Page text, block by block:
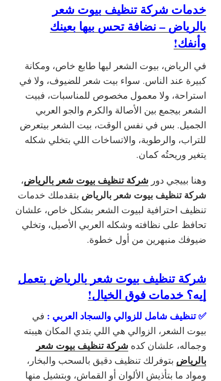
خدمات شركة تنظيف بيوت شعر
بالرياض – نضافة تحس بيها بعينك
وأنفك!
في الرياض، بيوت الشعر ليها طابع خاص، ومكانة
كبيرة عند الناس. سواء بيت شعر للضيوف، ولا في
استراحة، ولا معمول مخصوص للمناسبات، فبيت
الشعر بيجمع بين الأصالة والكرم والجو العربي
الجميل. بس في نفس الوقت، بيت الشعر بيتعرض
للتراب، والرطوبة، والاتساخات اللي بتخلي شكله
يتغير وريحتُه كمان.
وهنا بييجي دور شركة تنظيف بيوت شعر بالرياض،
شركة تنظيف بيوت شعر بالرياض بتقدملك خدمات
تنظيف احترافية لبيوت الشعر بشكل خاص، علشان
تحافظ على نظافته وشكله العربي الأصيل، وتخلي
ضيوفك منبهرين من أول خطوة.
شركة تنظيف بيوت شعر بالرياض بتعمل
إيه؟ خدمات فوق الخيال!
✅ تنظيف شامل للزوالي والسجاد العربي : في
بيوت الشعر، الزوالي هي اللي بتدي المكان هيبته
وجماله، علشان كده شركة تنظيف بيوت شعر
بالرياض بتوفرلك تنظيف دقيق بالسحب والبخار،
ومواد ما بتأذيش الألوان أو القماش، وبتشيل منها